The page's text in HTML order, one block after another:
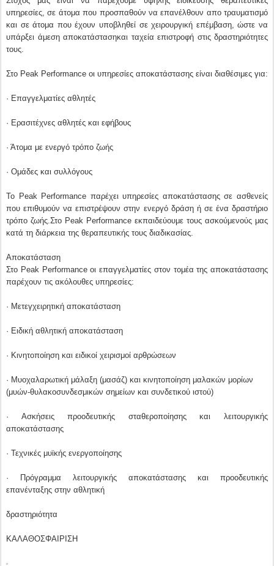
υπηρεσίες, σε άτομα που προσπαθούν να επανέλθουν απο τραυματισμό
και σε άτομα που έχουν υποβληθεί σε χειρουργική επέμβαση, ώστε να
υπάρξει άμεση αποκατάστασηκαι ταχεία επιστροφή στις δραστηριότητες
τους.
Στο Peak Performance οι υπηρεσίες αποκατάστασης είναι διαθέσιμες για:
· Επαγγελματίες αθλητές
· Ερασιτέχνες αθλητές και εφήβους
· Άτομα με ενεργό τρόπο ζωής
· Ομάδες και συλλόγους
Το Peak Performance παρέχει υπηρεσίες αποκατάστασης σε ασθενείς
που επιθυμούν να επιστρέψουν στην ενεργό δράση ή σε ένα δραστήριο
τρόπο ζωής.Στο Peak Performance εκπαιδεύουμε τους ασκούμενούς μας
κατά τη διάρκεια της θεραπευτικής τους διαδικασίας.
Αποκατάσταση
Στο Peak Performance οι επαγγελματίες στον τομέα της αποκατάστασης
παρέχουν τις ακόλουθες υπηρεσίες:
· Μετεγχειρητική αποκατάσταση
· Ειδική αθλητική αποκατάσταση
· Κινητοποίηση και ειδικοί χειρισμοί αρθρώσεων
· Μυοχαλαρωτική μάλαξη (μασάζ) και κινητοποίηση μαλακών μορίων
(μυών-θυλακοσυνδεσμικών σημείων και συνδετικού ιστού)
· Ασκήσεις προοδευτικής σταθεροποίησης και λειτουργικής
αποκατάστασης
· Τεχνικές μυϊκής ενεργοποίησης
· Πρόγραμμα λειτουργικής αποκατάστασης και προοδευτικής
επανένταξης στην αθλητική
δραστηριότητα
ΚΑΛΑΘΟΣΦΑΙΡΙΣΗ